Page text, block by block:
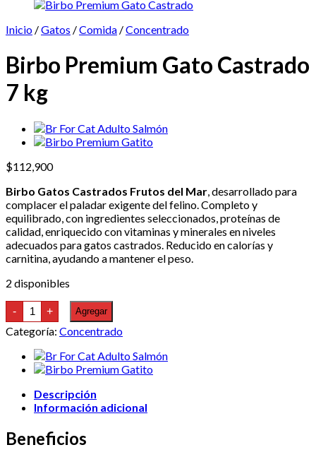
Inicio /Gatos /Comida /Concentrado
Birbo Premium Gato Castrado
7 kg
$112,900
Birbo Gatos Castrados Frutos del Mar, desarrollado para
complacer el paladar exigente del felino. Completo y
equilibrado, con ingredientes seleccionados, proteínas de
calidad, enriquecido con vitaminas y minerales en niveles
adecuados para gatos castrados. Reducido en calorías y
carnitina, ayudando a mantener el peso.
2 disponibles
- Birbo
Premium
Gato
Castrado
kg
cantidad
+ Agregar
Categoría: Concentrado
Descripción
Información adicional
Beneficios